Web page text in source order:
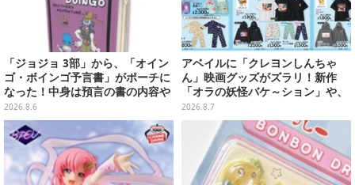
「ジョジョ 3部」から、「オイン
ゴ・ボインゴ予言書」がポーチに
なった！中身は預言の書の内容や
アニメ総柄デザインをプリント
2026.8.6
アベイルに「クレヨンしんちゃ
ん」映画グッズがズラリ！新作
「オラの妖怪バケ～ション」や、
「ヘンダーランド」「暗黒タマタ
マ」などをフィーチャー
2026.8.7